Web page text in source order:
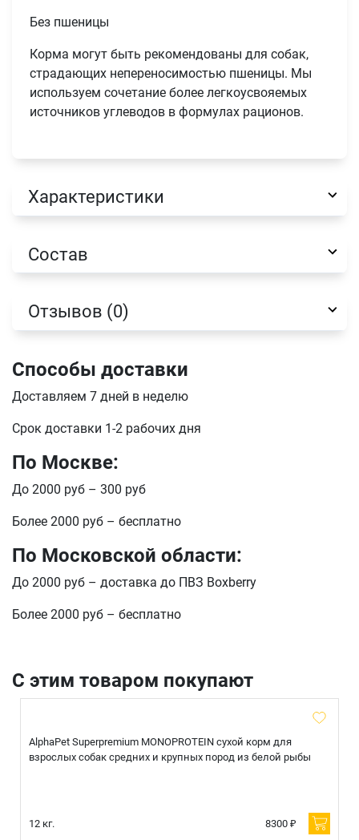
Без пшеницы
Корма могут быть рекомендованы для собак,
страдающих непереносимостью пшеницы. Мы
используем сочетание более легкоусвояемых
источников углеводов в формулах рационов.
Характеристики
Состав
Отзывов (0)
Способы доставки
Доставляем 7 дней в неделю
Срок доставки 1-2 рабочих дня
По Москве:
До 2000 руб – 300 руб
Более 2000 руб – бесплатно
По Московской области:
До 2000 руб – доставка до ПВЗ Boxberry
Более 2000 руб – бесплатно
С этим товаром покупают
AlphaPet Superpremium MONOPROTEIN сухой корм для
взрослых собак средних и крупных пород из белой рыбы
12 кг. 8300 ₽
Продолжить покупки
Оформить заказ
Телефон